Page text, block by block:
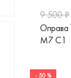
9 500 ₽
Оправа
M7 C1
- 50 %